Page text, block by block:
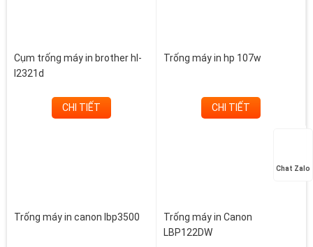
Cụm trống máy in brother hl-
l2321d
CHI TIẾT
Trống máy in hp 107w
CHI TIẾT
Trống máy in canon lbp3500
Trống máy in Canon
LBP122DW
Chat Zalo